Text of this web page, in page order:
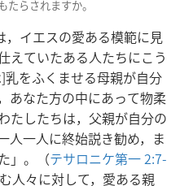
らされますか。
イエスの愛ある模範に見
えていたある人たちにこう
をふくませる母親が自分
あなた方の中にあって物柔
したちは，父親が自分の
人一人に終始説き勧め，ま
」。（テサロニケ第一 2:7-
人々に対して，愛ある親